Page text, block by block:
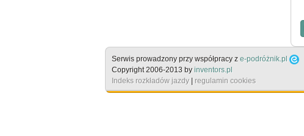
Serwis prowadzony przy współpracy z e-podróżnik.pl
Copyright 2006-2013 by inventors.pl
Indeks rozkładów jazdy | regulamin cookies